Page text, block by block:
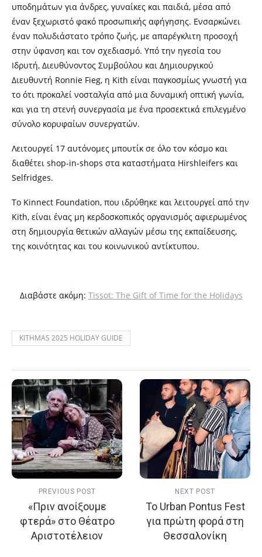
υποδημάτων για άνδρες, γυναίκες και παιδιά, μέσα από
έναν ξεχωριστό φακό προσωπικής αφήγησης. Eνσαρκώνει
έναν πολυδιάστατο τρόπο ζωής, με απαρέγκλιτη προσοχή
στην ύφανση και τον σχεδιασμό. Υπό την ηγεσία του
Ιδρυτή, Διευθύνοντος Συμβούλου και Δημιουργικού
Διευθυντή Ronnie Fieg, η Kith είναι παγκοσμίως γνωστή για
το ότι προκαλεί νοσταλγία από μια δυναμική οπτική γωνία,
και για τη στενή συνεργασία με ένα προσεκτικά επιλεγμένο
σύνολο κορυφαίων συνεργατών.
Λειτουργεί 17 αυτόνομες μπουτίκ σε όλο τον κόσμο και
διαθέτει shop-in-shops στα καταστήματα Hirshleifers και
Selfridges.
Το Kinnect Foundation, που ιδρύθηκε και λειτουργεί από την
Kith, είναι ένας μη κερδοσκοπικός οργανισμός αφιερωμένος
στη δημιουργία θετικών αλλαγών μέσω της εκπαίδευσης,
της κοινότητας και του κοινωνικού αντίκτυπου.
Διαβάστε ακόμη: Tissot: The Gift of Time for the Holidays
KITHMAS 2025 HOLIDAY GUIDE
PREVIOUS POST
«Πριν ανοίξουμε
φτερά» στο Θέατρο
Αριστοτέλειον
NEXT POST
Το Urban Pontus Fest
για πρώτη φορά στη
Θεσσαλονίκη